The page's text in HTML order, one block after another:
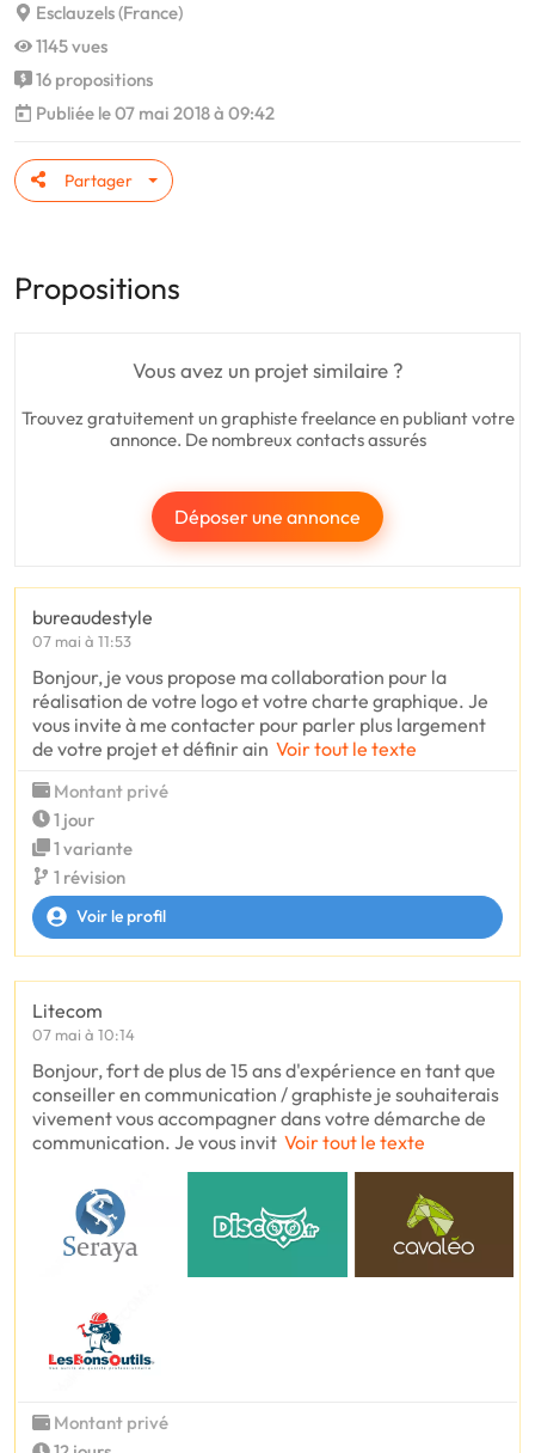
Esclauzels (France)
1145 vues
16 propositions
Publiée le 07 mai 2018 à 09:42
Partager
Propositions
Vous avez un projet similaire ?
Trouvez gratuitement un graphiste freelance en publiant votre
annonce. De nombreux contacts assurés
Déposer une annonce
bureaudestyle
07 mai à 11:53
Bonjour, je vous propose ma collaboration pour la
réalisation de votre logo et votre charte graphique. Je
vous invite à me contacter pour parler plus largement
de votre projet et définir ain Voir tout le texte
Montant privé
1 jour
1 variante
1 révision
Voir le profil
Litecom
07 mai à 10:14
Bonjour, fort de plus de 15 ans d'expérience en tant que
conseiller en communication / graphiste je souhaiterais
vivement vous accompagner dans votre démarche de
communication. Je vous invit Voir tout le texte
Montant privé